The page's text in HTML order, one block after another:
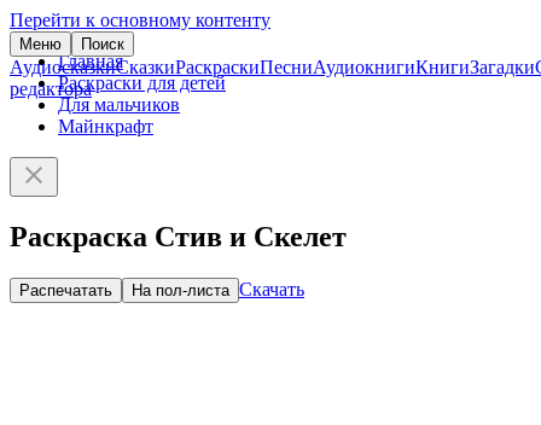
Перейти к основному контенту
Меню Поиск
АудиосказкиСказкиРаскраскиПесниАудиокнигиКнигиЗагадки
редактора
Главная
Раскраски для детей
Для мальчиков
Майнкрафт
Раскраска Стив и Скелет
Распечатать На пол-листа Скачать